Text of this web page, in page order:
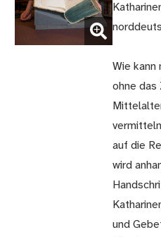
(Bild
Wie kann
ohne das
auf die
wird
und